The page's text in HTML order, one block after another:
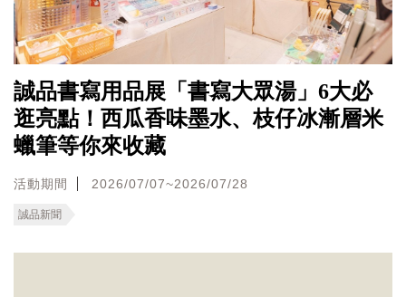
誠品書寫用品展「書寫大眾湯」6大必
逛亮點！西瓜香味墨水、枝仔冰漸層米
蠟筆等你來收藏
活動期間 2026/07/07~2026/07/28
誠品新聞